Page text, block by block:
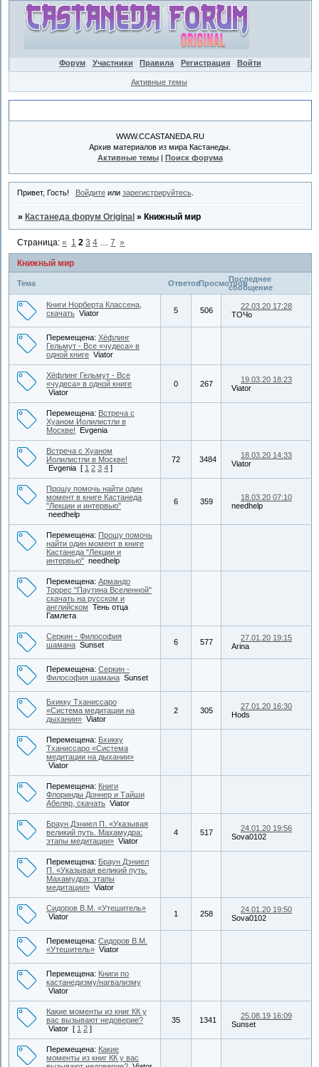
Форум Участники Правила Регистрация Войти
Активные темы
WWW.CCASTANEDA.RU
Архив материалов из мира Кастанеды.
Активные темы| Поиск форума
Привет, Гость! Войдитеили зарегистрируйтесь.
» Кастанеда форум Original » Книжный мир
Книжный мир
Страница:« 1 2 3 4 7 »
Тема ОтветовПросмотровПоследнее
сообщение
Книги Норберта Классена,
скачать Viator 5 506
22.03.20 17:28
ТОЧо
Перемещена: Хёфлинг
Гельмут - Все «чудеса» в
одной книге Viator
Хёфлинг Гельмут - Все
«чудеса» в одной книге
Viator
0 267
19.03.20 18:23
Viator
Перемещена: Встреча с
Хуаном Иолилистли в
Москве! Evgenia
Встреча с Хуаном
Иолилистли в Москве!
Evgenia [ 1 2 3 4 ]
72 3484
18.03.20 14:33
Viator
Прошу помочь найти один
момент в книге Кастанеда
"Лекции и интервью"
needhelp
6 359
18.03.20 07:10
needhelp
Перемещена: Прошу помочь
найти один момент в книге
Кастанеда "Лекции и
интервью" needhelp
Перемещена: Армандо
Торрес "Паутина Вселенной"
скачать на русском и
английском Тень отца
Гамлета
Серкин - Философия
шамана Sunset 6 577
27.01.20 19:15
Arina
Перемещена: Серкин -
Философия шамана Sunset
Бхикку Тханиссаро
«Система медитации на
дыхании» Viator
2 305
27.01.20 16:30
Hods
Перемещена: Бхикку
Тханиссаро «Система
медитации на дыхании»
Viator
Перемещена: Книги
Флоринды Доннер и Тайши
Абеляр, скачать Viator
Браун Дэниел П. «Указывая
великий путь. Махамудра:
этапы медитации» Viator
4 517
24.01.20 19:56
Sova0102
Перемещена: Браун Дэниел
П. «Указывая великий путь.
Махамудра: этапы
медитации» Viator
Сидоров В.М. «Утешитель»
Viator
1 258
24.01.20 19:50
Sova0102
Перемещена: Сидоров В.М.
«Утешитель» Viator
Перемещена: Книги по
кастанедизму/нагвализму
Viator
Какие моменты из книг КК у
вас вызывают недоверие?
Viator [ 1 2 ]
35 1341
25.08.19 16:09
Sunset
Перемещена: Какие
моменты из книг КК у вас